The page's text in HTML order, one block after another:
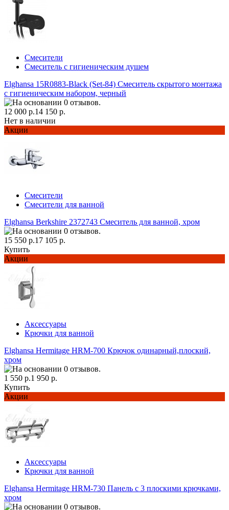
Смесители
Смеситель с гигиеническим душем
Elghansa 15R0883-Black (Set-84) Смеситель скрытого монтажа
с гигиеническим набором, черный
12 000 р.14 150 р.
Нет в наличии
Акции
Смесители
Смесители для ванной
Elghansa Berkshire 2372743 Смеситель для ванной, хром
15 550 р.17 105 р.
Купить
Акции
Аксессуары
Крючки для ванной
Elghansa Hermitage HRM-700 Крючок одинарный,плоский,
хром
1 550 р.1 950 р.
Купить
Акции
Аксессуары
Крючки для ванной
Elghansa Hermitage HRM-730 Панель с 3 плоскими крючками,
хром